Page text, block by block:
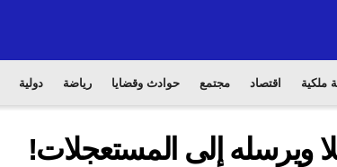
ملكية اقتصاد مجتمع حوادث وقضايا رياضة دولية
ويرسله إلى المستعجلات!